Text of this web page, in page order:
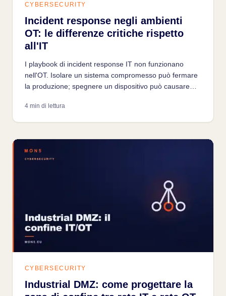
CYBERSECURITY
Incident response negli ambienti
OT: le differenze critiche rispetto
all'IT
I playbook di incident response IT non funzionano
nell'OT. Isolare un sistema compromesso può fermare
la produzione; spegnere un dispositivo può causare
davvero.
4 min di lettura
CYBERSECURITY
Industrial DMZ: come progettare la